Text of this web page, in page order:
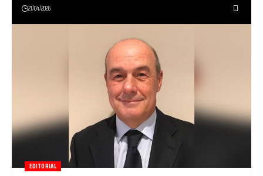
21/04/2026
EDITORIAL